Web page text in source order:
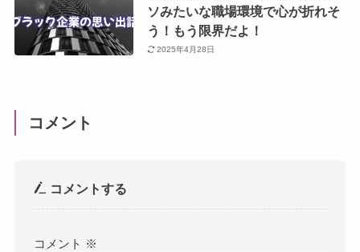
ソみたいな職場環境で心が折れそ
う！もう限界だよ！
2025年4月28日
コメント
コメントする
コメント ※